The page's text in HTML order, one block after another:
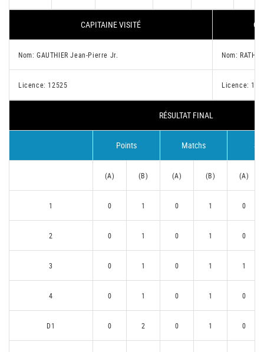
CAPITAINE VISITÉ
Nom: GAUTHIER Jean-Pierre Jr. Nom: RATHS
Licence: 12525 Licence:
RÉSULTAT FINAL
Points Matchs
(A) (B) (A) (B) (A)
1 0 1 0 1 0
2 0 1 0 1 0
3 0 1 0 1 1
4 0 1 0 1 0
D1 0 2 0 1 0